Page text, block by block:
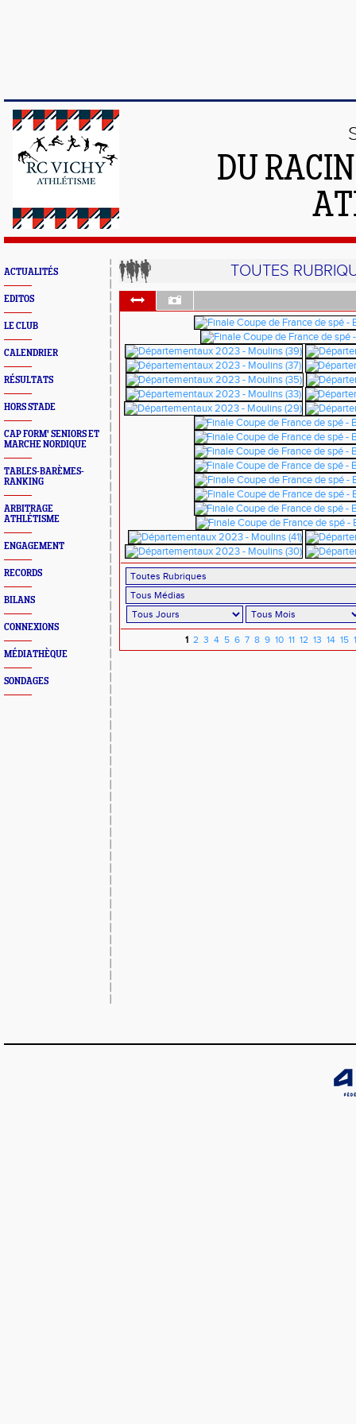
DU
ACTUALITÉS
EDITOS
LE CLUB
CALENDRIER
RÉSULTATS
HORS STADE
CAP FORM' SENIORS ET
MARCHE NORDIQUE
TABLES-BARÈMES-
RANKING
ARBITRAGE
ATHLÉTISME
ENGAGEMENT
RECORDS
BILANS
CONNEXIONS
MÉDIATHÈQUE
SONDAGES
TOUTES
1 2 3 4 5 6 7 8 9 10 11 12 13 14 15